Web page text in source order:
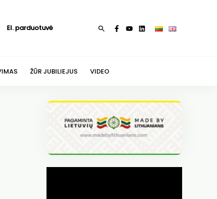
El. parduotuvė Paieška
ŽŪR JUBILIEJUS VIDEO